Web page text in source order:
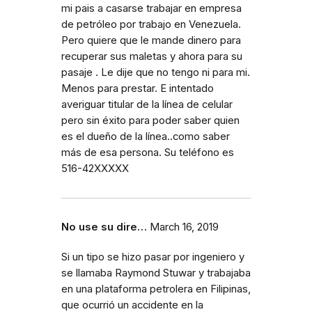
mi pais a casarse trabajar en empresa
de petróleo por trabajo en Venezuela.
Pero quiere que le mande dinero para
recuperar sus maletas y ahora para su
pasaje . Le dije que no tengo ni para mi.
Menos para prestar. E intentado
averiguar titular de la línea de celular
pero sin éxito para poder saber quien
es el dueño de la línea..como saber
más de esa persona. Su teléfono es
516-42XXXXX
No use su dire… March 16, 2019
Si un tipo se hizo pasar por ingeniero y
se llamaba Raymond Stuwar y trabajaba
en una plataforma petrolera en Filipinas,
que ocurrió un accidente en la